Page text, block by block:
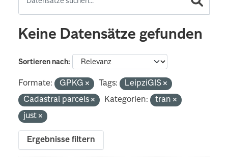
Keine Datensätze gefunden
Sortieren nach
Formate: GPKG Tags:
LeipziGIS
Cadastral parcels
Kategorien:
tran
just
Ergebnisse filtern